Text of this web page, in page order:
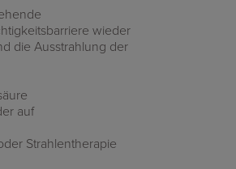
wieder
die Ausstrahlung der
auf
Strahlentherapie